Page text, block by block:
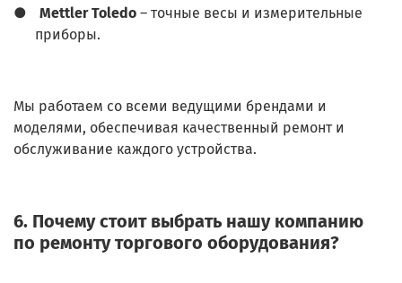
● Mettler Toledo – точные весы и измерительные
приборы.
Мы работаем со всеми ведущими брендами и
моделями, обеспечивая качественный ремонт и
обслуживание каждого устройства.
6. Почему стоит выбрать нашу компанию
по ремонту торгового оборудования?